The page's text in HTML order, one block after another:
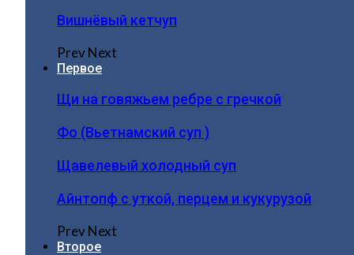
Вишнёвый кетчуп
PrevNext
Первое
Щи на говяжьем ребре с гречкой
Фо (Вьетнамский суп )
Щавелевый холодный суп
Айнтопф с уткой, перцем и кукурузой
PrevNext
Второе